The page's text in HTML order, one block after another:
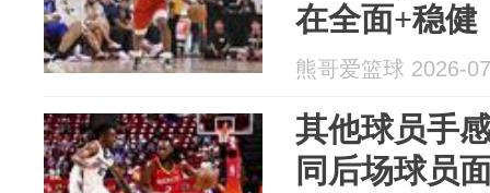
在全面+稳健
熊哥爱篮球 2026-
其他球员手
同后场球员